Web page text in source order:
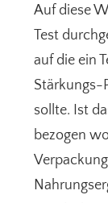
Auf diese
Test
auf die ein
Stärkungs-
sollte. Ist
bezogen